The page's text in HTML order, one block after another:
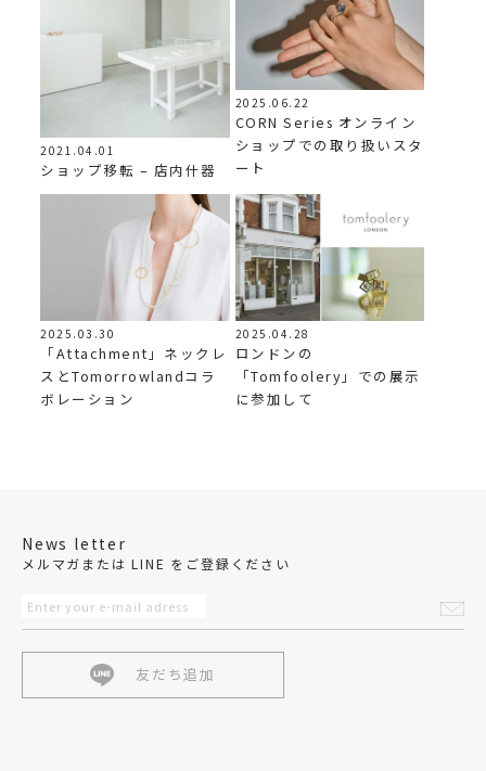
2021.04.01
ショップ移転 – 店内什器
2025.06.22
CORN Series オンライン
ショップでの取り扱いスタ
ート
2025.03.30
「Attachment」ネックレ
スとTomorrowlandコラ
ボレーション
2025.04.28
ロンドンの
「Tomfoolery」での展示
に参加して
News letter
メルマガまたは LINE をご登録ください
友だち追加